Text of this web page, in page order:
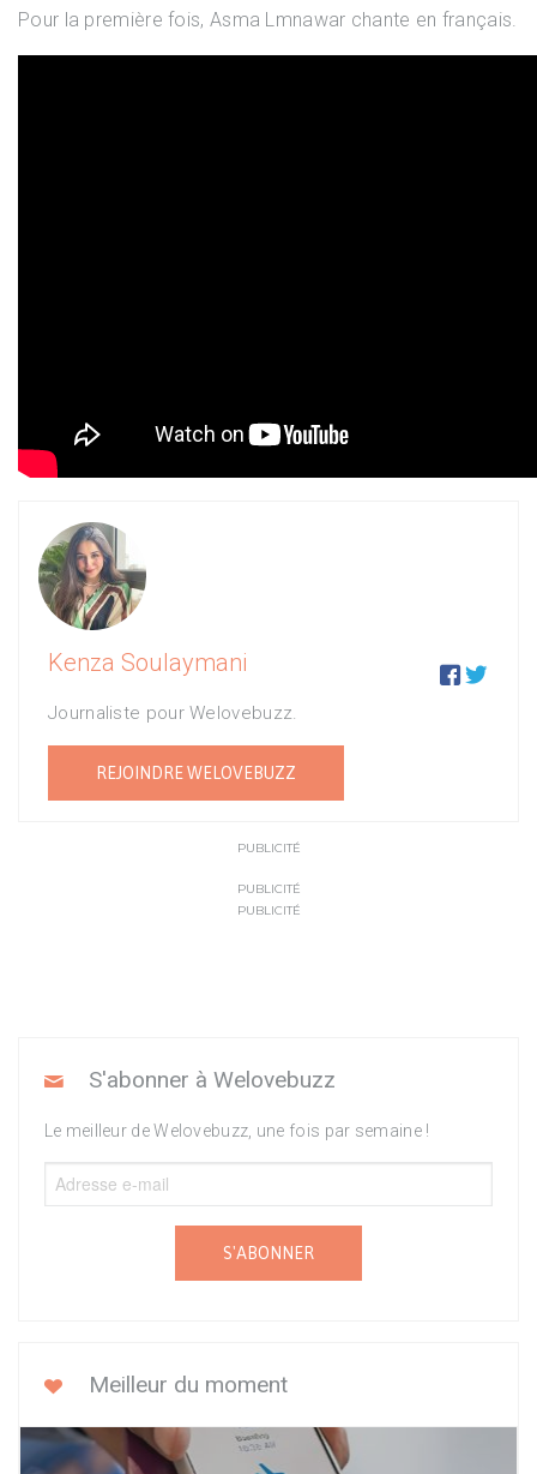
Pour la première fois, Asma Lmnawar chante en français.
Kenza Soulaymani 

Journaliste pour Welovebuzz.
REJOINDRE WELOVEBUZZ
PUBLICITÉ
PUBLICITÉ
PUBLICITÉ
S'abonner à Welovebuzz
Le meilleur de Welovebuzz, une fois par semaine !
S'ABONNER
Meilleur du moment